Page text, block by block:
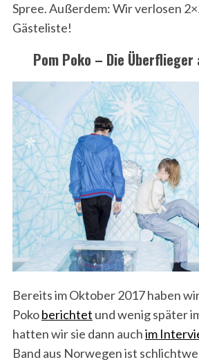
Spree. Außerdem: Wir verlosen
Gästeliste!
Pom Poko – Die Überflieger
Bereits im Oktober 2017 haben
Pokoberichtet und wenig später
hatten wir sie dann auchim
Band aus Norwegen ist